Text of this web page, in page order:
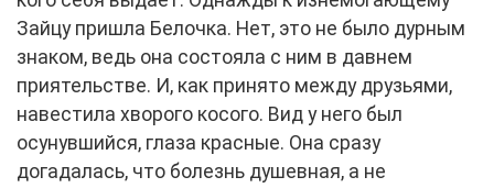
Зайцу пришла Белочка. Нет, это не было дурным
знаком, ведь она состояла с ним в давнем
приятельстве. И, как принято между друзьями,
навестила хворого косого. Вид у него был
осунувшийся, глаза красные. Она сразу
догадалась, что болезнь душевная, а не